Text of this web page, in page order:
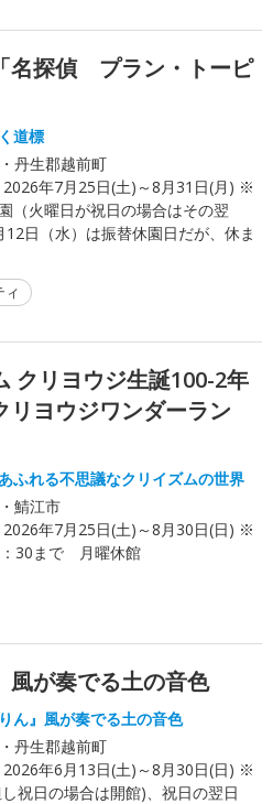
名探偵 プラン・トーピ
道標
丹生郡越前町
2026年7月25日(土)～8月31日(月) ※
（火曜日が祝日の場合はその翌
12日（水）は振替休園日だが、休ま
ィ
クリヨウジ生誕100-2年
リヨウジワンダーラン
ふれる不思議なクリイズムの世界
鯖江市
2026年7月25日(土)～8月30日(日) ※
：30まで 月曜休館
風が奏でる土の音色
ん』風が奏でる土の音色
丹生郡越前町
2026年6月13日(土)～8月30日(日) ※
し祝日の場合は開館)、祝日の翌日